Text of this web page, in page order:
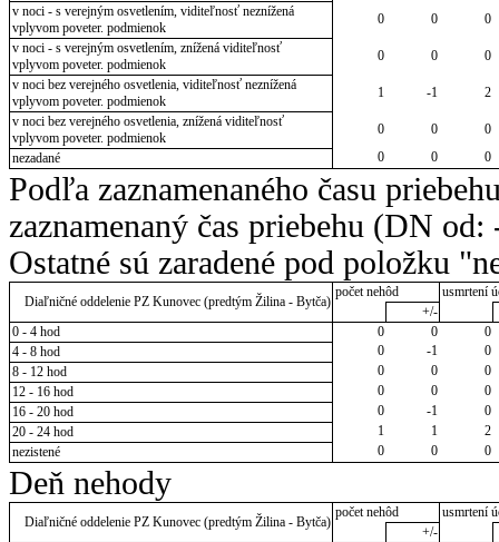
v noci - s verejným osvetlením, viditeľnosť neznížená
vplyvom poveter. podmienok
0 0
0
v noci - s verejným osvetlením, znížená viditeľnosť
vplyvom poveter. podmienok
0 0
0
v noci bez verejného osvetlenia, viditeľnosť neznížená
vplyvom poveter. podmienok
1 -1
2
v noci bez verejného osvetlenia, znížená viditeľnosť
vplyvom poveter. podmienok
0 0
0
nezadané
0 0 0
Podľa zaznamenaného času
zaznamenaný čas priebehu (DN
Ostatné sú zaradené pod položku
Diaľničné oddelenie PZ Kunovec (predtým Žilina - Bytča)
počet nehôd
usmrtení
+/-
0 - 4 hod
0 0
0
4 - 8 hod
0 -1
0
8 - 12 hod
0 0
0
12 - 16 hod
0 0
0
16 - 20 hod
0 -1
0
20 - 24 hod
1 1
2
nezistené
0 0 0
Deň nehody
Diaľničné oddelenie PZ Kunovec (predtým Žilina - Bytča)
počet nehôd
usmrtení
+/-